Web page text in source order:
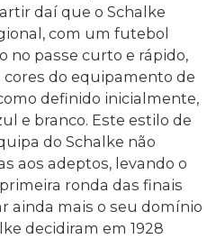
daí que o Schalke
com um futebol
no passe curto e rápido,
do equipamento de
definido inicialmente,
e branco. Este estilo de
do Schalke não
aos adeptos, levando o
ronda das finais
ainda mais o seu domínio
decidiram em 1928